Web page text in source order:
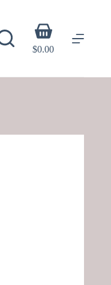
Shopping
cart
$0.00